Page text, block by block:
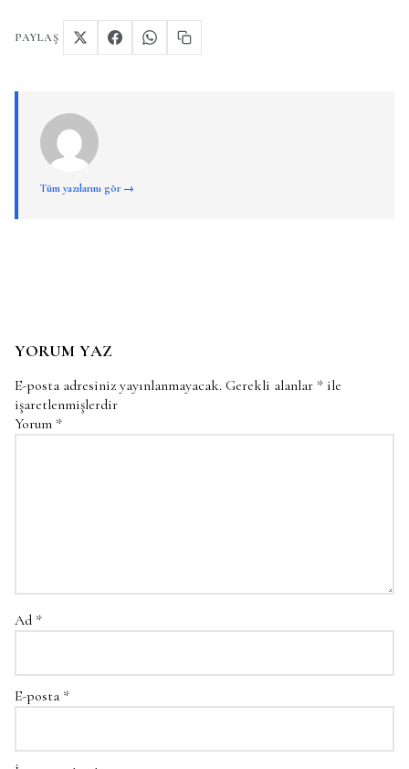
PAYLAŞ
Tüm yazılarını gör →
YORUM YAZ
E-posta adresiniz yayınlanmayacak. Gerekli alanlar * ile
işaretlenmişlerdir
Yorum *
Ad *
E-posta *